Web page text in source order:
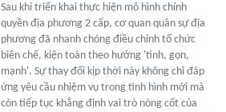
Sau khi triển khai thực hiện mô hình chính
quyền địa phương 2 cấp, cơ quan quân sự địa
phương đã nhanh chóng điều chỉnh tổ chức
biên chế, kiện toàn theo hướng 'tinh, gọn,
mạnh'. Sự thay đổi kịp thời này không chỉ đáp
ứng yêu cầu nhiệm vụ trong tình hình mới mà
còn tiếp tục khẳng định vai trò nòng cốt của